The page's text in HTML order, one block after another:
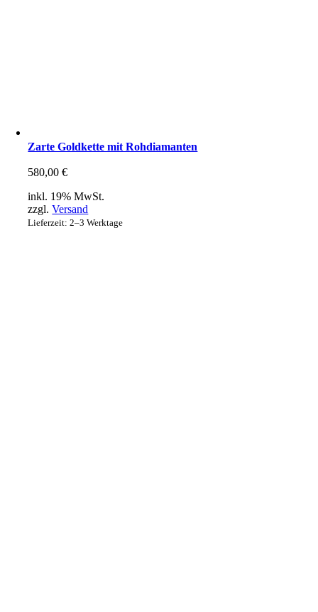
Zarte Goldkette mit Rohdiamanten
580,00€
inkl. 19% MwSt.
zzgl.Versand
Lieferzeit: 2–3 Werktage